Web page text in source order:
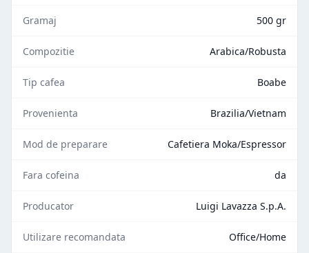
Gramaj 500 gr
Compozitie Arabica/Robusta
Tip cafea Boabe
Provenienta Brazilia/Vietnam
Mod de preparare Cafetiera Moka/Espressor
Fara cofeina da
Producator Luigi Lavazza S.p.A.
Utilizare recomandata Office/Home